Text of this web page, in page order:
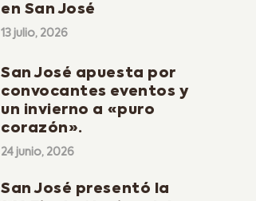
en San José
13 julio, 2026
San José apuesta por
convocantes eventos y
un invierno a «puro
corazón».
24 junio, 2026
San José presentó la